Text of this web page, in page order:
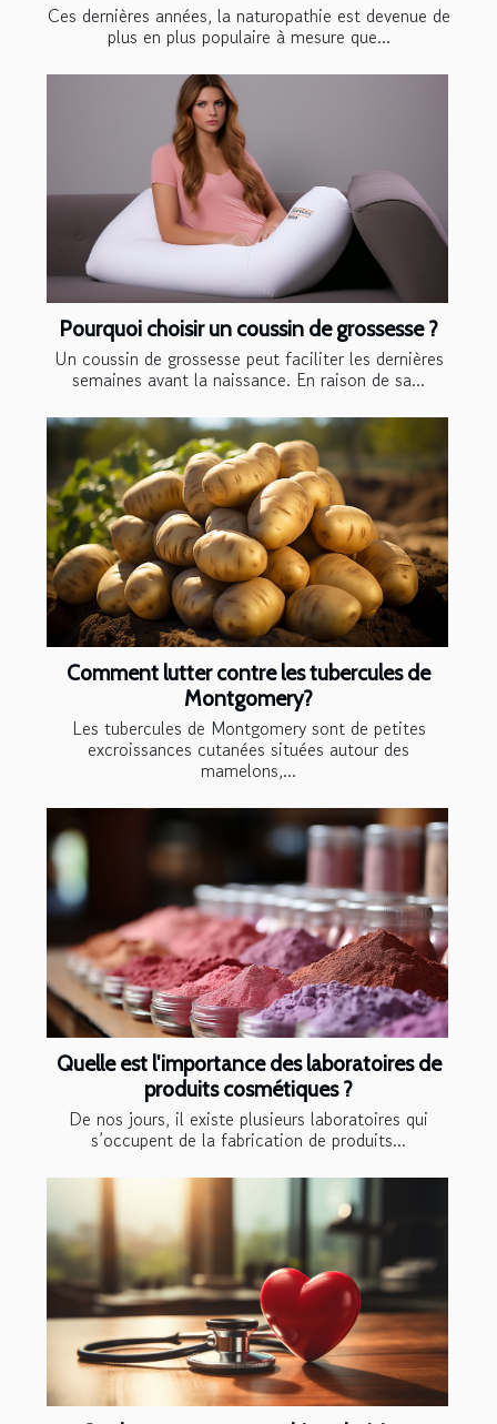
Ces dernières années, la naturopathie est devenue de
plus en plus populaire à mesure que...
Pourquoi choisir un coussin de grossesse ?
Un coussin de grossesse peut faciliter les dernières
semaines avant la naissance. En raison de sa...
Comment lutter contre les tubercules de
Montgomery?
Les tubercules de Montgomery sont de petites
excroissances cutanées situées autour des
mamelons,...
Quelle est l'importance des laboratoires de
produits cosmétiques ?
De nos jours, il existe plusieurs laboratoires qui
s’occupent de la fabrication de produits...